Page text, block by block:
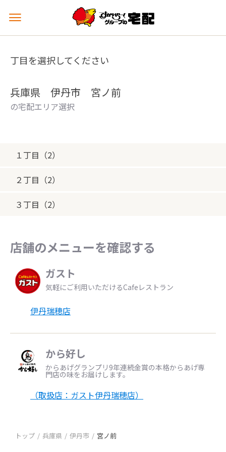
メ
ュ
を
丁目を選択してください
兵庫県 伊丹市 宮ノ前
の宅配エリア選択
１丁目（2）
２丁目（2）
３丁目（2）
店舗のメニューを確認する
ガスト
気軽にご利用いただけるCafeレストラン
伊丹瑞穂店
から好し
からあげグランプリ9年連続金賞の本格からあげ専
門店の味をお届けします。
（取扱店：ガスト伊丹瑞穂店）
トップ 兵庫県 伊丹市 宮ノ前